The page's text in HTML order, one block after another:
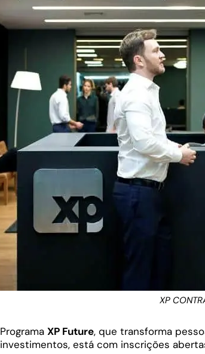
XP
Programa XP Future, que transforma
investimentos, está com inscrições